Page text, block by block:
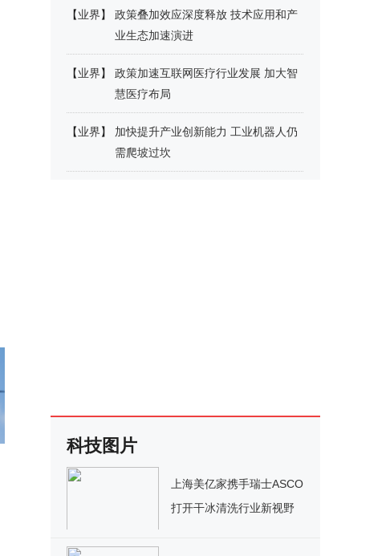
【业界】
政策叠加效应深度释放 技术应用和产
业生态加速演进
【业界】
政策加速互联网医疗行业发展 加大智
慧医疗布局
【业界】
加快提升产业创新能力 工业机器人仍
需爬坡过坎
科技图片
上海美亿家携手瑞士ASCO
打开干冰清洗行业新视野